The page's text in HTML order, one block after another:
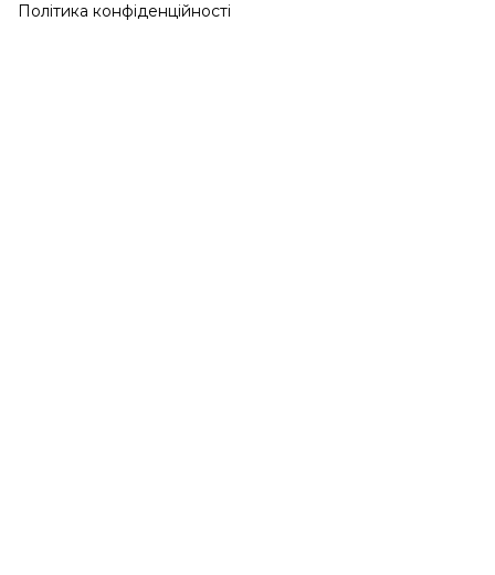
Політика конфіденційності